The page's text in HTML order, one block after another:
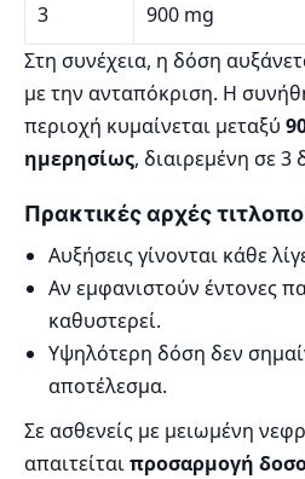
3 900 mg
Στη συνέχεια, η δόση
με την ανταπόκριση. Η
περιοχή κυμαίνεται μεταξύ
ημερησίως, διαιρεμένη σε 3
Πρακτικές αρχές
Αυξήσεις γίνονται κάθε
Αν εμφανιστούν έντονες
καθυστερεί.
Υψηλότερη δόση δεν
αποτέλεσμα.
Σε ασθενείς με μειωμένη
απαιτείταιπροσαρμογή